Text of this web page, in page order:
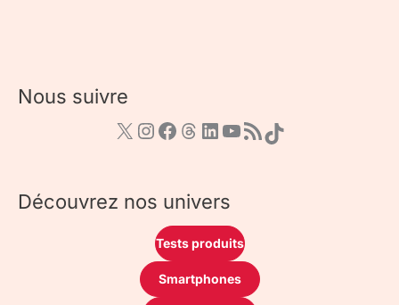
Nous suivre
Découvrez nos univers
Tests produits
Smartphones